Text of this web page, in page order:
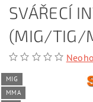
SVÁŘECÍ
(MIG/TIG/
MIG
MMA